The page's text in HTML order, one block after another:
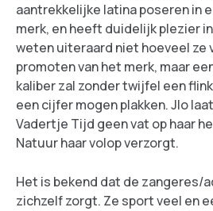
aantrekkelijke latina poseren in
merk, en heeft duidelijk plezier
weten uiteraard niet hoeveel ze
promoten van het merk, maar
kaliber zal zonder twijfel een
een cijfer mogen plakken. Jlo
Vadertje Tijd geen vat op haar
Natuur haar volop verzorgt.
Het is bekend dat de zangeres/
zichzelf zorgt. Ze sport veel en